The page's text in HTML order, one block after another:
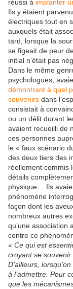
réussi à implanter
Ils y étaient
électriques tout en
auxquels était
tard, lorsque la
se figeait de peur
initial n’était pas
Dans le même
psychologues,
démontrant à quel
souvenirs dans
consistait à
ou un délit durant
avaient recueilli de
ces personnes
le « faux scénario
des deux tiers des
réellement commis
détails
physique… Ils
phénomène
façon dont les
nombreux autres
qu’une association
contre ce
« Ce qui est
croyant se souvenir
D’ailleurs,
à l’admettre. Pour
que les